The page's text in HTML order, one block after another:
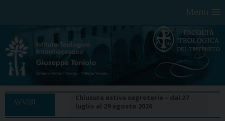
Menu
Skip
content
AVVISI
Chiusura estiva segreterie – dal 27
luglio al 29 agosto 2026